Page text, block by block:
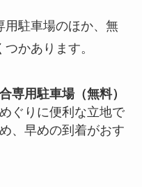
用駐車場のほか、無
かあります。
専用駐車場（無料）
ぐりに便利な立地で
、早めの到着がおす